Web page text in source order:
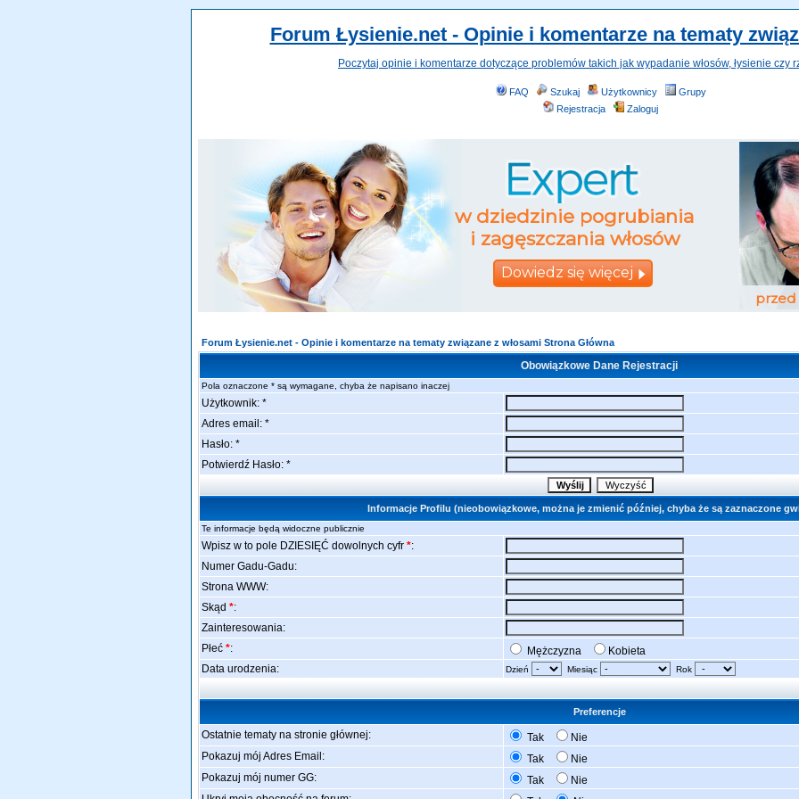
Forum Łysienie.net - Opinie i komentarze na tematy
Poczytaj opinie i komentarze dotyczące problemów takich jak wypadanie włosów, łysienie czy
FAQ Szukaj Użytkownicy
Grupy
Rejestracja
Zaloguj
Forum Łysienie.net - Opinie i komentarze na tematy związane z włosami Strona Główna
Obowiązkowe Dane Rejestracji
Pola oznaczone * są wymagane, chyba że napisano inaczej
Użytkownik: *
Adres email: *
Hasło: *
Potwierdź Hasło: *
Informacje Profilu (nieobowiązkowe, można je zmienić później, chyba że są zaznaczone
Te informacje będą widoczne publicznie
Wpisz w to pole DZIESIĘĆ dowolnych cyfr *:
Numer Gadu-Gadu:
Strona WWW:
Skąd *:
Zainteresowania:
Płeć *: Mężczyzna
Kobieta
Data urodzenia:
Dzień Miesiąc Rok
Preferencje
Ostatnie tematy na stronie głównej: Tak
Nie
Pokazuj mój Adres Email:
Tak
Nie
Pokazuj mój numer GG:
Tak
Nie